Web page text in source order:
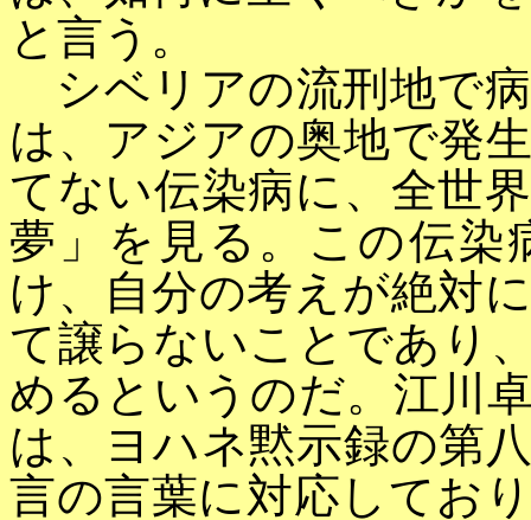
と言う。
シベリアの流刑地で
は、アジアの奥地で発
てない伝染病に、全世
夢」を見る。この伝染
け、自分の考えが絶対
て譲らないことであり
めるというのだ。江川
は、ヨハネ黙示録の第
言の言葉に対応してお